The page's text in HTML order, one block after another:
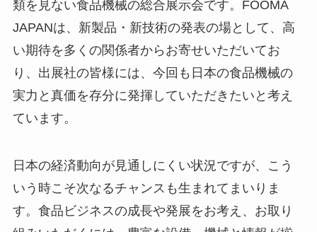
類を見ない食品機械の総合展示会です。FOOMA
JAPANは、新製品・新技術の発表の場として、高
い期待を多くの関係者からお寄せいただいてお
り、出展社の皆様には、今回も日本の食品機械の
実力と真価を存分に発揮していただきたいと考え
ています。
日本の経済動向が見通しにくい状況ですが、こう
いう時こそ次なるチャンスも生まれてまいりま
す。食品ビジネスの成長や発展をお考え、お取り